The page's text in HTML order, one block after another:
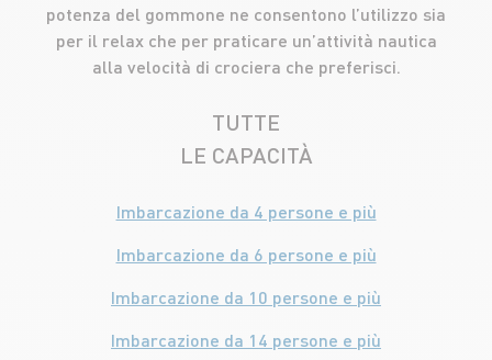
potenza del gommone ne consentono l’utilizzo sia
per il relax che per praticare un’attività nautica
alla velocità di crociera che preferisci.
TUTTE
LE CAPACITÀ
Imbarcazione da 4 persone e più
Imbarcazione da 6 persone e più
Imbarcazione da 10 persone e più
Imbarcazione da 14 persone e più